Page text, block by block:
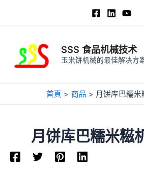
SSS 食品机械技术
玉米饼机械的最佳解决方
首頁 商品 月饼库巴糯米
月饼库巴糯米糍